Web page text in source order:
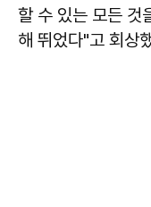
할 수 있는 모든 것
해 뛰었다"고 회상